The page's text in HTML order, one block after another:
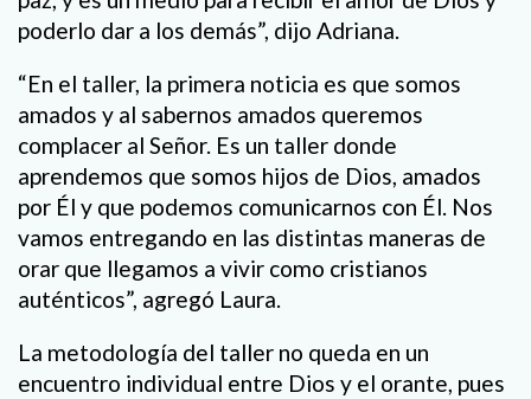
poderlo dar a los demás”, dijo Adriana.
“En el taller, la primera noticia es que somos
amados y al sabernos amados queremos
complacer al Señor. Es un taller donde
aprendemos que somos hijos de Dios, amados
por Él y que podemos comunicarnos con Él. Nos
vamos entregando en las distintas maneras de
orar que llegamos a vivir como cristianos
auténticos”, agregó Laura.
La metodología del taller no queda en un
encuentro individual entre Dios y el orante, pues